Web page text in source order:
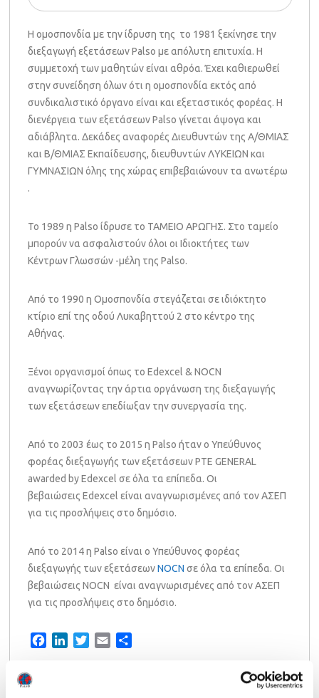
Η ομοσπονδία με την ίδρυση της το 1981 ξεκίνησε την
διεξαγωγή εξετάσεων Palso με απόλυτη επιτυχία. Η
συμμετοχή των μαθητών είναι αθρόα. Έχει καθιερωθεί
στην συνείδηση όλων ότι η ομοσπονδία εκτός από
συνδικαλιστικό όργανο είναι και εξεταστικός φορέας. Η
διενέργεια των εξετάσεων Palso γίνεται άψογα και
αδιάβλητα. Δεκάδες αναφορές Διευθυντών της Α/ΘΜΙΑΣ
και Β/ΘΜΙΑΣ Εκπαίδευσης, διευθυντών ΛΥΚΕΙΩΝ και
ΓΥΜΝΑΣΙΩΝ όλης της χώρας επιβεβαιώνουν τα ανωτέρω
.
Το 1989 η Palso ίδρυσε το ΤΑΜΕΙΟ ΑΡΩΓΗΣ. Στο ταμείο
μπορούν να ασφαλιστούν όλοι οι Ιδιοκτήτες των
Κέντρων Γλωσσών -μέλη της Palso.
Από το 1990 η Ομοσπονδία στεγάζεται σε ιδιόκτητο
κτίριο επί της οδού Λυκαβηττού 2 στο κέντρο της
Αθήνας.
Ξένοι οργανισμοί όπως το Edexcel & NOCN
αναγνωρίζοντας την άρτια οργάνωση της διεξαγωγής
των εξετάσεων επεδίωξαν την συνεργασία της.
Από το 2003 έως το 2015 η Palso ήταν ο Υπεύθυνος
φορέας διεξαγωγής των εξετάσεων PTE GENERAL
awarded by Edexcel σε όλα τα επίπεδα. Οι
βεβαιώσεις Edexcel είναι αναγνωρισμένες από τον ΑΣΕΠ
για τις προσλήψεις στο δημόσιο.
Από το 2014 η Palso είναι ο Υπεύθυνος φορέας
διεξαγωγής των εξετάσεωνNOCN σε όλα τα επίπεδα. Οι
βεβαιώσεις NOCN είναι αναγνωρισμένες από τον ΑΣΕΠ
για τις προσλήψεις στο δημόσιο.
FacebookLinkedInTwitterEmail